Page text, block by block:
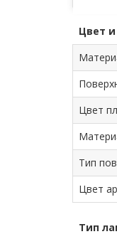
Цвет
Цвет
Тип
Цвет
Тип